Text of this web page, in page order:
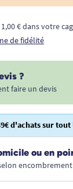
€ dans votre
de fidélité
?
faire un devis
d'achats sur tout
ou en